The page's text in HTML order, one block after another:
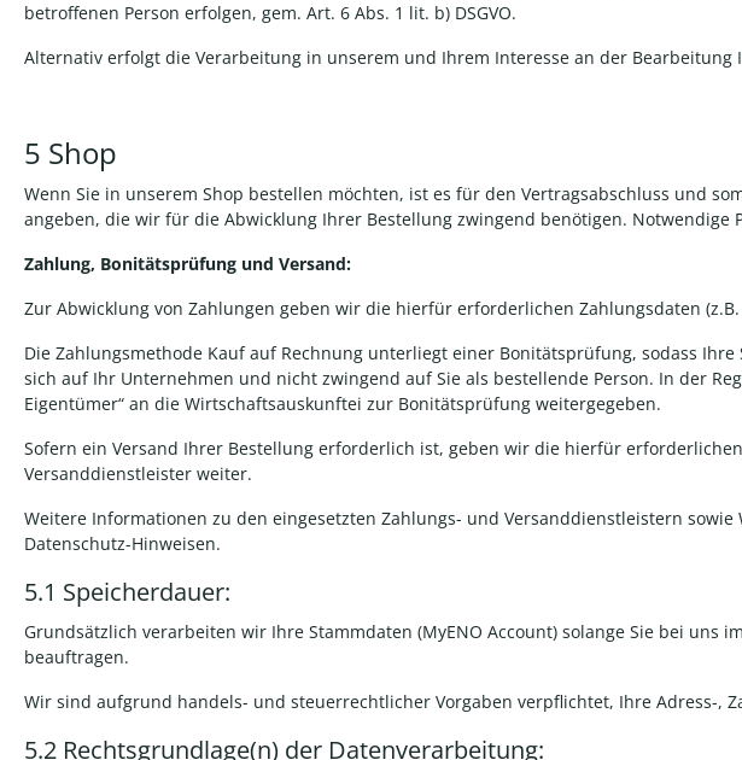
betroffenen Person erfolgen, gem. Art. 6 Abs. 1 lit. b) DSGVO.
Alternativ erfolgt die Verarbeitung in unserem und Ihrem Interesse an der Bearbeitung
5 Shop
Wenn Sie in unserem Shop bestellen möchten, ist es für den Vertragsabschluss und
angeben, die wir für die Abwicklung Ihrer Bestellung zwingend benötigen.
Zahlung, Bonitätsprüfung und Versand:
Zur Abwicklung von Zahlungen geben wir die hierfür erforderlichen Zahlungsdaten
Die Zahlungsmethode Kauf auf Rechnung unterliegt einer Bonitätsprüfung, sodass
sich auf Ihr Unternehmen und nicht zwingend auf Sie als bestellende Person. In der
Eigentümer“ an die Wirtschaftsauskunftei zur Bonitätsprüfung weitergegeben.
Sofern ein Versand Ihrer Bestellung erforderlich ist, geben wir die hierfür
Versanddienstleister weiter.
Weitere Informationen zu den eingesetzten Zahlungs- und Versanddienstleistern
Datenschutz-Hinweisen.
5.1 Speicherdauer:
Grundsätzlich verarbeiten wir Ihre Stammdaten (MyENO Account) solange Sie bei
beauftragen.
Wir sind aufgrund handels- und steuerrechtlicher Vorgaben verpflichtet, Ihre Adress-,
5.2 Rechtsgrundlage(n) der Datenverarbeitung: